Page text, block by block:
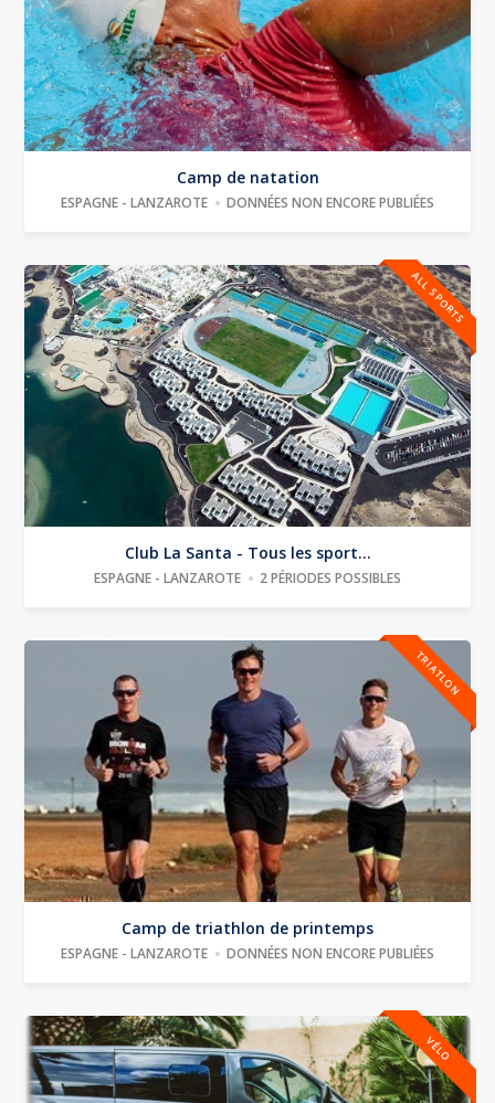
Camp de natation
ESPAGNE - LANZAROTE DONNÉES NON ENCORE PUBLIÉES
ALL SPORTS
Club La Santa - Tous les sport...
ESPAGNE - LANZAROTE 2 PÉRIODES POSSIBLES
TRIATLON
Camp de triathlon de printemps
ESPAGNE - LANZAROTE DONNÉES NON ENCORE PUBLIÉES
VÉLO